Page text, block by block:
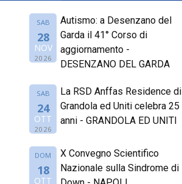
SAB
28
NOV
2026
Autismo: a Desenzano del
Garda il 41° Corso di
aggiornamento -
DESENZANO DEL GARDA
SAB
24
OTT
2026
La RSD Anffas Residence di
Grandola ed Uniti celebra 25
anni - GRANDOLA ED UNITI
DOM
18
OTT
X Convegno Scientifico
Nazionale sulla Sindrome di